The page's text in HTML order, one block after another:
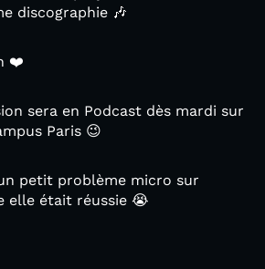
discographie 🎶
❤️
sera en Podcast dès mardi sur
Paris 😉
petit problème micro sur
elle était réussie 😭